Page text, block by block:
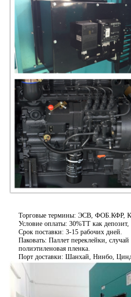
Торговые термины: ЭСВ, ФОБ.КФР,
Условие оплаты: 30%ТТ как
Срок поставки: 3-15 рабочих дней.
Паковать: Паллет переклейки,
полиэтиленовая пленка.
Порт доставки: Шанхай, Нинбо,